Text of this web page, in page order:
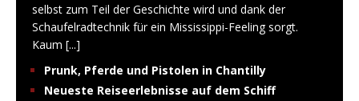
selbst zum Teil der Geschichte wird und dank der
Schaufelradtechnik für ein Mississippi-Feeling sorgt.
Kaum [...]
Prunk, Pferde und Pistolen in Chantilly
Neueste Reiseerlebnisse auf dem Schiff